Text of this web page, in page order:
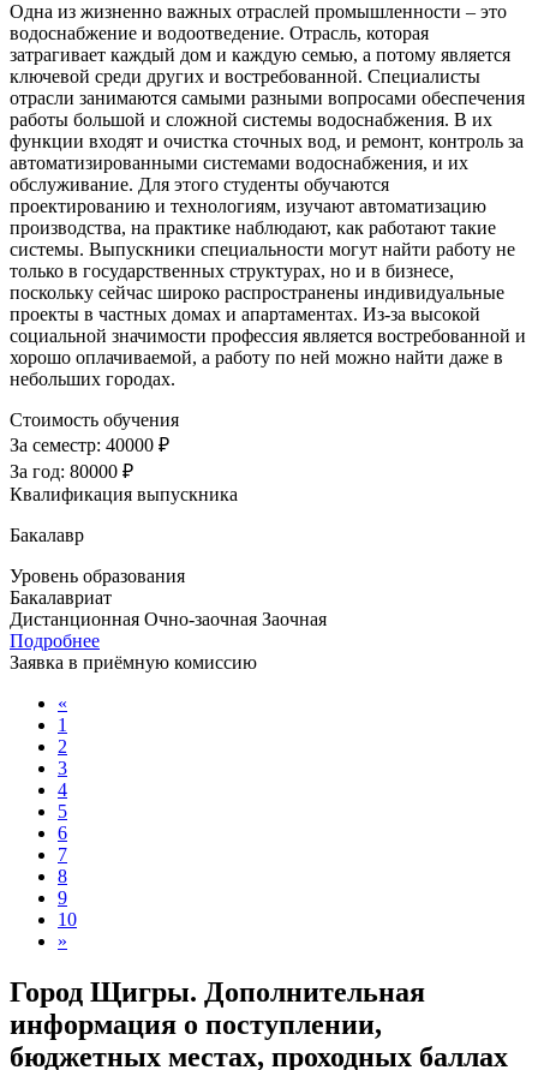
Одна из жизненно важных отраслей промышленности – это
водоснабжение и водоотведение. Отрасль, которая
затрагивает каждый дом и каждую семью, а потому является
ключевой среди других и востребованной. Специалисты
отрасли занимаются самыми разными вопросами обеспечения
работы большой и сложной системы водоснабжения. В их
функции входят и очистка сточных вод, и ремонт, контроль за
автоматизированными системами водоснабжения, и их
обслуживание. Для этого студенты обучаются
проектированию и технологиям, изучают автоматизацию
производства, на практике наблюдают, как работают такие
системы. Выпускники специальности могут найти работу не
только в государственных структурах, но и в бизнесе,
поскольку сейчас широко распространены индивидуальные
проекты в частных домах и апартаментах. Из-за высокой
социальной значимости профессия является востребованной и
хорошо оплачиваемой, а работу по ней можно найти даже в
небольших городах.
Стоимость обучения
За семестр: 40000 ₽
За год: 80000 ₽
Квалификация выпускника
Бакалавр
Уровень образования
Бакалавриат
Дистанционная Очно-заочная Заочная
Подробнее
Заявка в приёмную комиссию
«
1
2
3
4
5
6
7
8
9
10
»
Город Щигры. Дополнительная
информация о поступлении,
бюджетных местах, проходных баллах